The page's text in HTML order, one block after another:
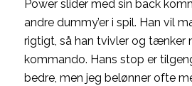
Power slider med sin back
andre dummy’er i spil. Han vil
rigtigt, så han tvivler og tænker
kommando. Hans stop er
bedre, men jeg belønner ofte